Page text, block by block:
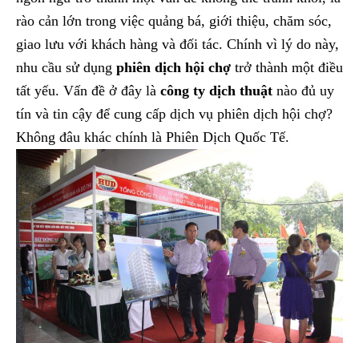
rào cản lớn trong việc quảng bá, giới thiệu, chăm sóc,
giao lưu với khách hàng và đối tác. Chính vì lý do này,
nhu cầu sử dụng phiên dịch hội chợ trở thành một điều
tất yếu. Vấn đề ở đây là công ty dịch thuật nào đủ uy
tín và tin cậy để cung cấp dịch vụ phiên dịch hội chợ?
Không đâu khác chính là Phiên Dịch Quốc Tế.